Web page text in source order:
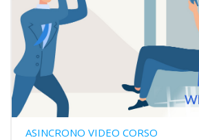
ASINCRONO VIDEO CORSO